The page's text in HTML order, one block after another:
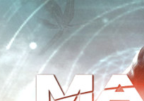
Direkt zum Inhalt